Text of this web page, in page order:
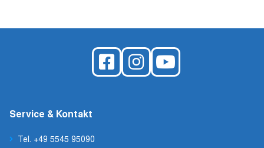
Service & Kontakt
Tel. +49 5545 95090